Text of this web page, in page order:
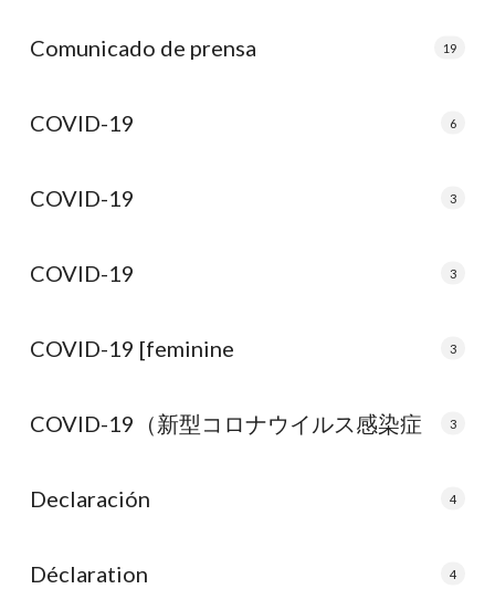
Comunicado de prensa 19
COVID-19 6
COVID-19 3
COVID-19 3
COVID-19 [feminine 3
COVID-19（新型コロナウイルス感染症 3
Declaración 4
Déclaration 4